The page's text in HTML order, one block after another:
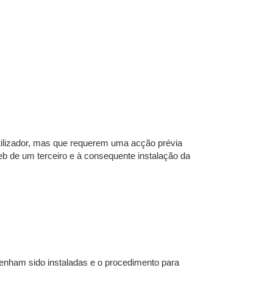
mas que requerem uma acção prévia
de um terceiro e à consequente instalação da
sido instaladas e o procedimento para